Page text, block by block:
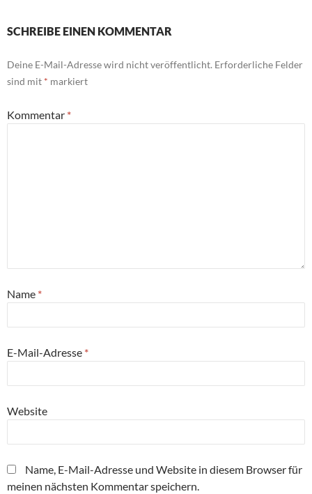
SCHREIBE EINEN KOMMENTAR
Deine E-Mail-Adresse wird nicht veröffentlicht. Erforderliche Felder
sind mit * markiert
Kommentar *
Name *
E-Mail-Adresse *
Website
Name, E-Mail-Adresse und Website in diesem Browser für
meinen nächsten Kommentar speichern.